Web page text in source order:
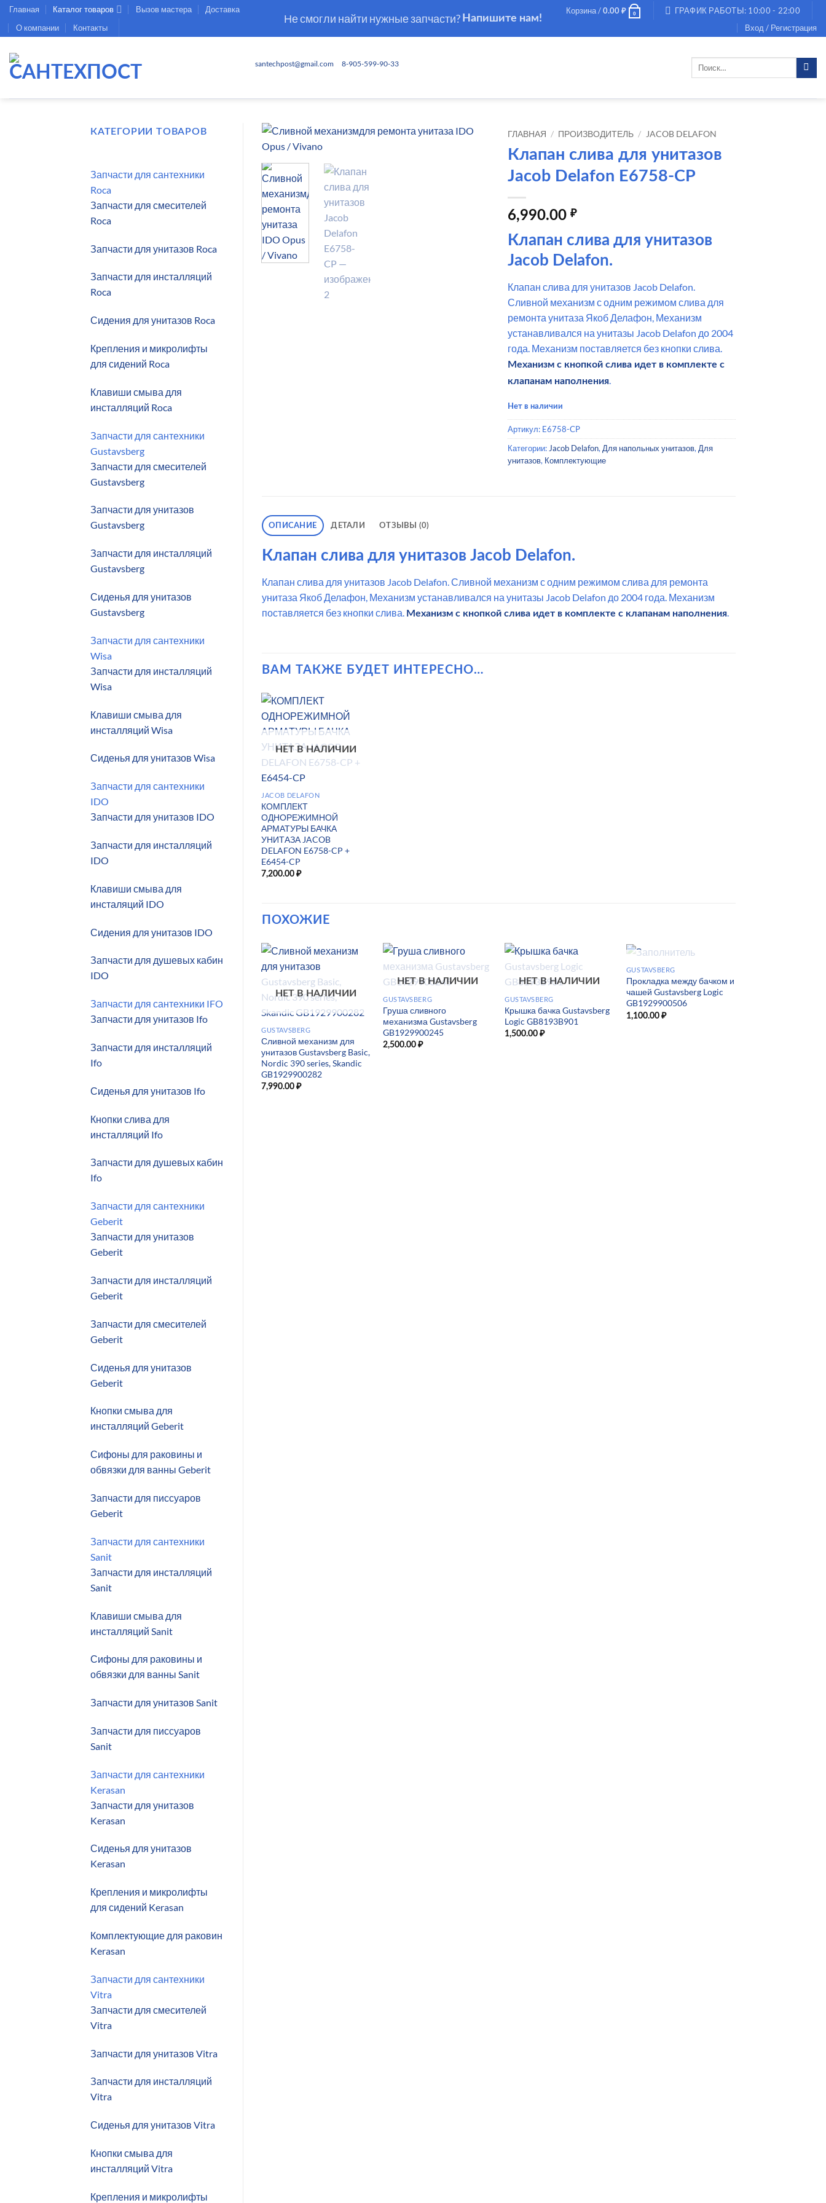
Skip
to
content
Главная Каталог товаров Вызов мастера
Доставка
О компании
Контакты
Не смогли найти нужные запчасти? Напишите нам!
Корзина / 0.00 ₽ 0
ГРАФИК РАБОТЫ: 10:00 - 22:00
Вход / Регистрация
santechpost@gmail.com 8-905-599-90-33
КАТЕГОРИИ ТОВАРОВ
Запчасти для сантехники
Roca
Запчасти для смесителей
Roca
Запчасти для унитазов Roca
Запчасти для инсталляций
Roca
Сидения для унитазов Roca
Крепления и микролифты
для сидений Roca
Клавиши смыва для
инсталляций Roca
Запчасти для сантехники
Gustavsberg
Запчасти для смесителей
Gustavsberg
Запчасти для унитазов
Gustavsberg
Запчасти для инсталляций
Gustavsberg
Сиденья для унитазов
Gustavsberg
Запчасти для сантехники
Wisa
Запчасти для инсталляций
Wisa
Клавиши смыва для
инсталляций Wisa
Сиденья для унитазов Wisa
Запчасти для сантехники
IDO
Запчасти для унитазов IDO
Запчасти для инсталляций
IDO
Клавиши смыва для
инсталяций IDO
Сидения для унитазов IDO
Запчасти для душевых кабин
IDO
Запчасти для сантехники IFO
Запчасти для унитазов Ifo
Запчасти для инсталляций
Ifo
Сиденья для унитазов Ifo
Кнопки слива для
инсталляций Ifo
Запчасти для душевых кабин
Ifo
Запчасти для сантехники
Geberit
Запчасти для унитазов
Geberit
Запчасти для инсталляций
Geberit
Запчасти для смесителей
Geberit
Сиденья для унитазов
Geberit
Кнопки смыва для
инсталляций Geberit
Сифоны для раковины и
обвязки для ванны Geberit
Запчасти для писсуаров
Geberit
Запчасти для сантехники
Sanit
Запчасти для инсталляций
Sanit
Клавиши смыва для
инсталляций Sanit
Сифоны для раковины и
обвязки для ванны Sanit
Запчасти для унитазов Sanit
Запчасти для писсуаров
Sanit
Запчасти для сантехники
Kerasan
Запчасти для унитазов
Kerasan
Сиденья для унитазов
Kerasan
Крепления и микролифты
для сидений Kerasan
Комплектующие для раковин
Kerasan
Запчасти для сантехники
Vitra
Запчасти для смесителей
Vitra
Запчасти для унитазов Vitra
Запчасти для инсталляций
Vitra
Сиденья для унитазов Vitra
Кнопки смыва для
инсталляций Vitra
Крепления и микролифты
ГЛАВНАЯ / ПРОИЗВОДИТЕЛЬ / JACOB DELAFON
Клапан слива для унитазов
Jacob Delafon E6758-CP
6,990.00₽
Клапан слива для унитазов
Jacob Delafon.
Клапан слива для унитазов Jacob Delafon.
Сливной механизм с одним режимом слива для
ремонта унитаза Якоб Делафон, Механизм
устанавливался на унитазы Jacob Delafon до 2004
года. Механизм поставляется без кнопки слива.
Механизм с кнопкой слива идет в комплекте с
клапанам наполнения
Нет в наличии
Артикул: E6758-CP
Категории: Jacob Delafon, Для напольных унитазов, Для
унитазов, Комплектующие
ОПИСАНИЕ ДЕТАЛИ ОТЗЫВЫ (0)
Клапан слива для унитазов Jacob Delafon.
Клапан слива для унитазов Jacob Delafon. Сливной механизм с одним режимом слива для ремонта
унитаза Якоб Делафон, Механизм устанавливался на унитазы Jacob Delafon до 2004 года. Механизм
поставляется без кнопки слива.
Механизм с кнопкой слива идет в комплекте с клапанам наполнения.
ВАМ ТАКЖЕ БУДЕТ ИНТЕРЕСНО…
НЕТ В НАЛИЧИИ
JACOB DELAFON
КОМПЛЕКТ
ОДНОРЕЖИМНОЙ
АРМАТУРЫ БАЧКА
УНИТАЗА JACOB
DELAFON E6758-CP +
E6454-CP
7,200.00₽
ПОХОЖИЕ
НЕТ В НАЛИЧИИ
GUSTAVSBERG
Сливной механизм для
унитазов Gustavsberg Basic,
Nordic 390 series, Skandic
GB1929900282
7,990.00₽
НЕТ В НАЛИЧИИ
GUSTAVSBERG
Груша сливного
механизма Gustavsberg
GB1929900245
2,500.00₽
НЕТ В НАЛИЧИИ
GUSTAVSBERG
Крышка бачка Gustavsberg
Logic GB8193B901
1,500.00₽
НЕТ В НАЛИЧИИ
GUSTAVSBERG
Прокладка между бачком и
чашей Gustavsberg Logic
GB1929900506
1,100.00 ₽